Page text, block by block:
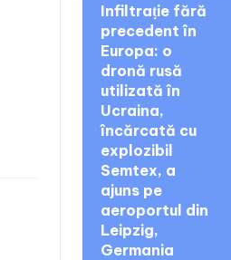
Infiltrație fără
precedent în
Europa: o
dronă rusă
utilizată în
Ucraina,
încărcată cu
explozibil
Semtex, a
ajuns pe
aeroportul din
Leipzig,
Germania